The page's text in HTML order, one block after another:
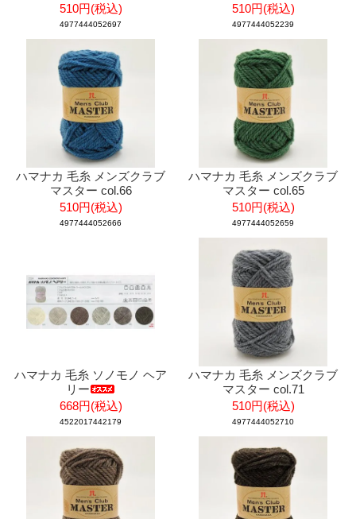
510円(税込)
4977444052697
510円(税込)
4977444052239
ハマナカ 毛糸 メンズクラブ
マスター col.66
510円(税込)
4977444052666
ハマナカ 毛糸 メンズクラブ
マスター col.65
510円(税込)
4977444052659
ハマナカ 毛糸 ソノモノ ヘア
リー
668円(税込)
4522017442179
ハマナカ 毛糸 メンズクラブ
マスター col.71
510円(税込)
4977444052710